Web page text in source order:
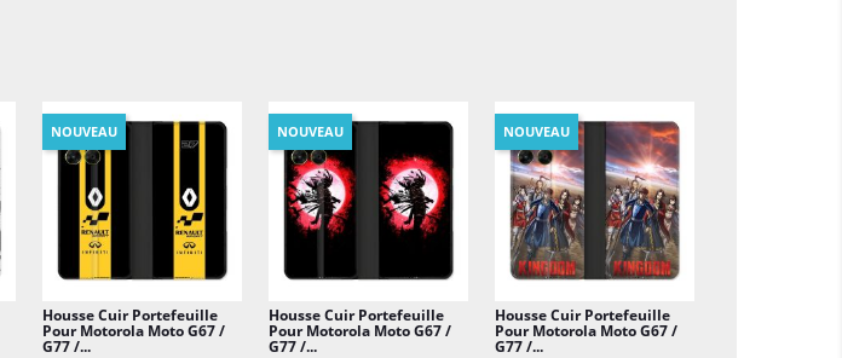
Housse Cuir Portefeuille
Pour Motorola Moto G67 /
G77 /...
NOUVEAU
Housse Cuir Portefeuille
Pour Motorola Moto G67 /
G77 /...
NOUVEAU
Housse Cuir Portefeuille
Pour Motorola Moto G67 /
G77 /...
NOUVEAU